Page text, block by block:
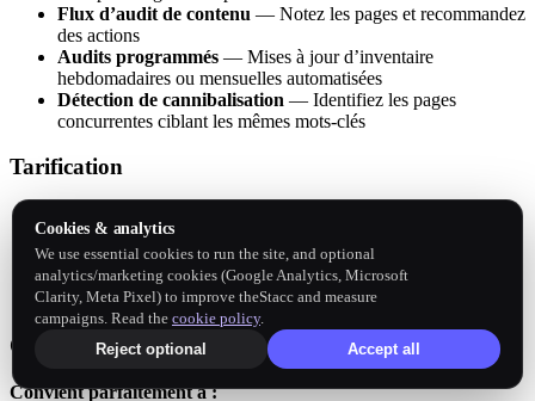
Flux d’audit de contenu — Notez les pages et recommandez
des actions
Audits programmés — Mises à jour d’inventaire
hebdomadaires ou mensuelles automatisées
Détection de cannibalisation — Identifiez les pages
concurrentes ciblant les mêmes mots-clés
Tarification
Guru : 249,95 $/mois — 15 projets, 1 500 mots-clés suivis
Business :499,95 $/mois — 40 projets, 5 000 mots-clés
suivis
Essai gratuit :7 jours
Qui devrait utiliser Semrush
Convient parfaitement à :
Cookies & analytics
We use essential cookies to run the site, and optional
analytics/marketing cookies (Google Analytics, Microsoft
Clarity, Meta Pixel) to improve theStacc and measure
campaigns. Read the cookie policy.
Reject optional
Accept all